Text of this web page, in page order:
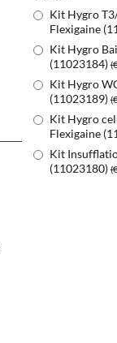
Kit Hygro
Flexigaine
Kit Hygro
(11023184)(
Kit Hygro
(11023189)(
Kit Hygro
Flexigaine
Kit
(11023180)(